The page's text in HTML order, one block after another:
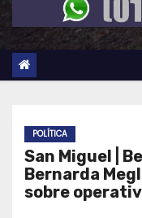
POLÍTICA
San Miguel |
Bernarda
sobre